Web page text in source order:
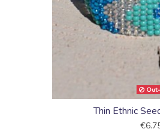
Thin Ethnic